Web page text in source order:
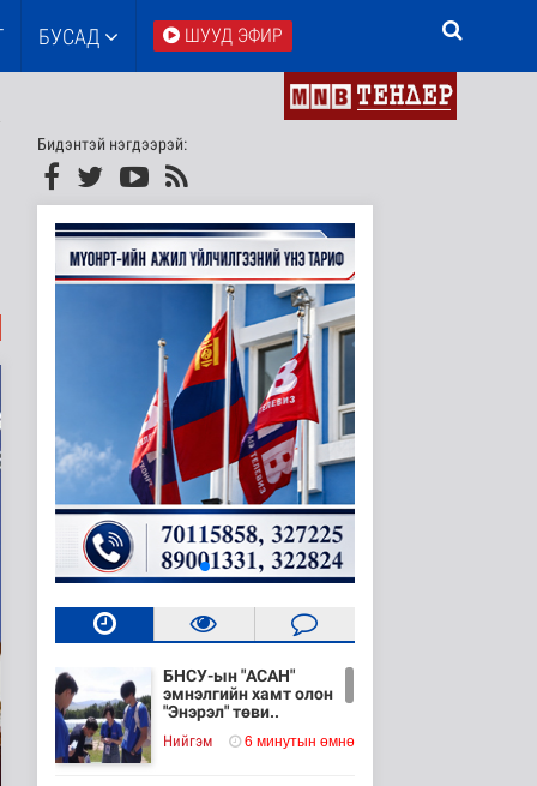
БУСАД ШУУД ЭФИР
Бидэнтэй нэгдээрэй:
БНСУ-ын "АСАН"
эмнэлгийн хамт олон
"Энэрэл" төви..
Нийгэм 6 минутын өмнө